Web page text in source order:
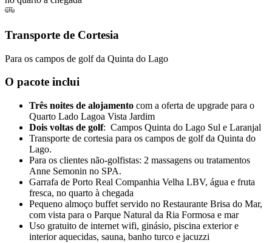
Transporte de Cortesia
Para os campos de golf da Quinta do Lago
O pacote inclui
Três noites de alojamento com a oferta de upgrade para o
Quarto Lado Lagoa Vista Jardim
Dois voltas de golf: Campos Quinta do Lago Sul e Laranjal
Transporte de cortesia para os campos de golf da Quinta do
Lago.
Para os clientes não-golfistas: 2 massagens ou tratamentos
Anne Semonin no SPA.
Garrafa de Porto Real Companhia Velha LBV, água e fruta
fresca, no quarto à chegada
Pequeno almoço buffet servido no Restaurante Brisa do Mar,
com vista para o Parque Natural da Ria Formosa e mar
Uso gratuito de internet wifi, ginásio, piscina exterior e
interior aquecidas, sauna, banho turco e jacuzzi